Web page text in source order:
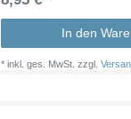
In den
*inkl. ges. MwSt. zzgl.